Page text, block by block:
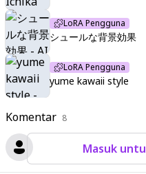
Komentar 8
Masuk
LoRA Pengguna
シュールな背景効果
LoRA Pengguna
yume kawaii style